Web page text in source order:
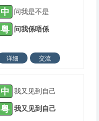
中 问我是不是
粤 问我係唔係
详细
交流
中 我又见到自己
粤 我又见到自己